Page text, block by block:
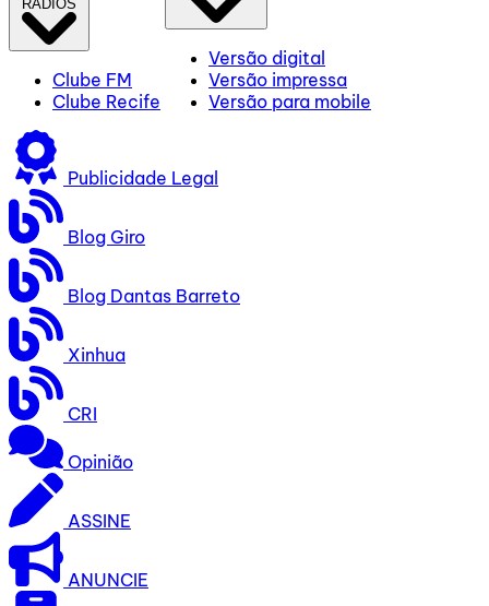
RÁDIOS
Clube FM
Clube Recife
Versão digital
Versão impressa
Versão para mobile
Publicidade Legal
Blog Giro
Blog Dantas Barreto
Xinhua
CRI
Opinião
ASSINE
ANUNCIE